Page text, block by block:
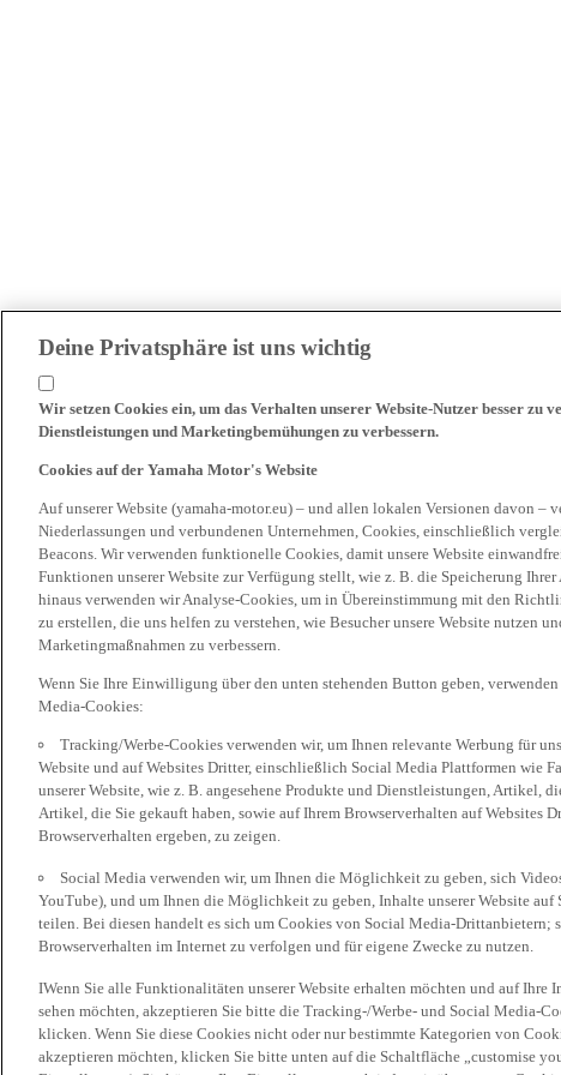
Deine Privatsphäre ist uns wichtig
Wir setzen Cookies ein, um das Verhalten unserer Website-Nutzer besser zu
Dienstleistungen und Marketingbemühungen zu verbessern.
Cookies auf der Yamaha Motor's Website
Auf unserer Website (yamaha-motor.eu) – und allen lokalen Versionen davon –
Niederlassungen und verbundenen Unternehmen, Cookies, einschließlich
Beacons. Wir verwenden funktionelle Cookies, damit unsere Website
Funktionen unserer Website zur Verfügung stellt, wie z. B. die Speicherung
hinaus verwenden wir Analyse-Cookies, um in Übereinstimmung mit den
zu erstellen, die uns helfen zu verstehen, wie Besucher unsere Website nutzen
Marketingmaßnahmen zu verbessern.
Wenn Sie Ihre Einwilligung über den unten stehenden Button geben,
Media-Cookies:
Tracking/Werbe-Cookies verwenden wir, um Ihnen relevante Werbung für
Website und auf Websites Dritter, einschließlich Social Media Plattformen wie
unserer Website, wie z. B. angesehene Produkte und Dienstleistungen, Artikel,
Artikel, die Sie gekauft haben, sowie auf Ihrem Browserverhalten auf Websites
Browserverhalten ergeben, zu zeigen.
Social Media verwenden wir, um Ihnen die Möglichkeit zu geben, sich
YouTube), und um Ihnen die Möglichkeit zu geben, Inhalte unserer Website
teilen. Bei diesen handelt es sich um Cookies von Social Media-Drittanbietern;
Browserverhalten im Internet zu verfolgen und für eigene Zwecke zu nutzen.
IWenn Sie alle Funktionalitäten unserer Website erhalten möchten und auf Ihre
sehen möchten, akzeptieren Sie bitte die Tracking-/Werbe- und Social Media-
klicken. Wenn Sie diese Cookies nicht oder nur bestimmte Kategorien von
akzeptieren möchten, klicken Sie bitte unten auf die Schaltfläche „customise